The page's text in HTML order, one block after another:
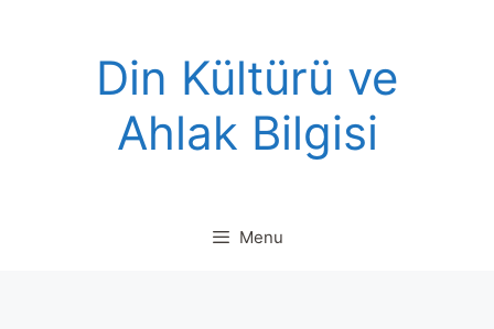
Din Kültürü ve
Ahlak Bilgisi
Menu